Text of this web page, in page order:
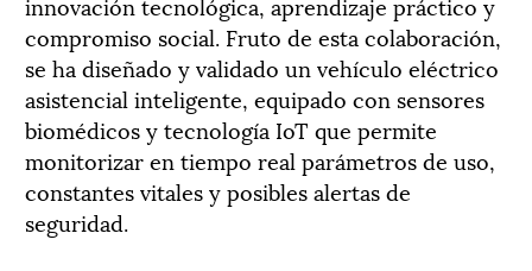
compromiso social. Fruto de esta colaboración,
se ha diseñado y validado un vehículo eléctrico
asistencial inteligente, equipado con sensores
biomédicos y tecnología IoT que permite
monitorizar en tiempo real parámetros de uso,
constantes vitales y posibles alertas de
seguridad.